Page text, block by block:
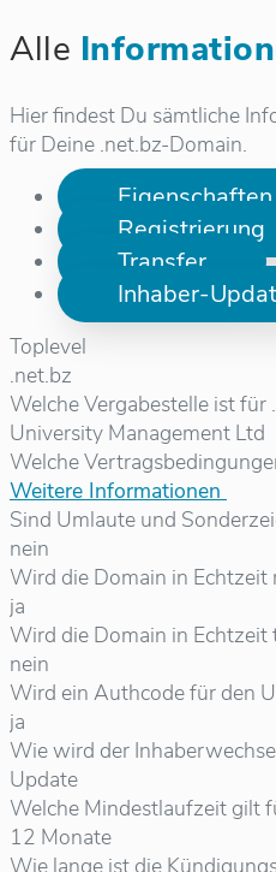
Alle
Hier findest Du sämtliche
für Deine .net.bz-Domain.
Eigenschaften
Registrierung
Transfer
Inhaber-
Toplevel
.net.bz
Welche Vergabestelle ist
University Management Ltd
Welche
Weitere Informationen
Sind Umlaute und
nein
Wird die Domain in Echtzeit
ja
Wird die Domain in Echtzeit
nein
Wird ein Authcode für den
ja
Wie wird der
Update
Welche Mindestlaufzeit gilt
12 Monate
Wie lange ist die